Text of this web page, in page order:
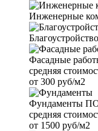
Инженерные
Благоустройство
Фасадные
средняя
от 300 руб/м2
Фундаменты
средняя
от 1500 руб/м2